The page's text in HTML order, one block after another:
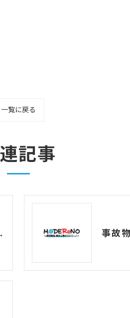
一覧に戻る
記事
紹介します